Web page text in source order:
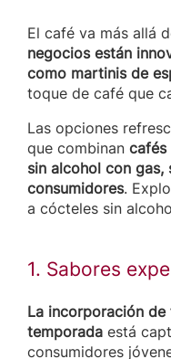
El café va más allá
negocios están
como martinis de
toque de café que
Las opciones
que combinan cafés
sin alcohol con gas,
consumidores.
a cócteles sin
1. Sabores
La incorporación
temporada está
consumidores